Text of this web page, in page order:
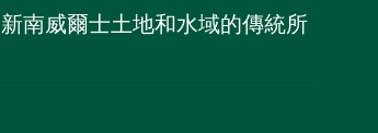
南威爾士土地和水域的傳統所